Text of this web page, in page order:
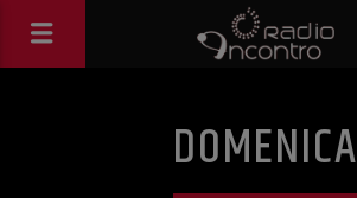
DOMENICA